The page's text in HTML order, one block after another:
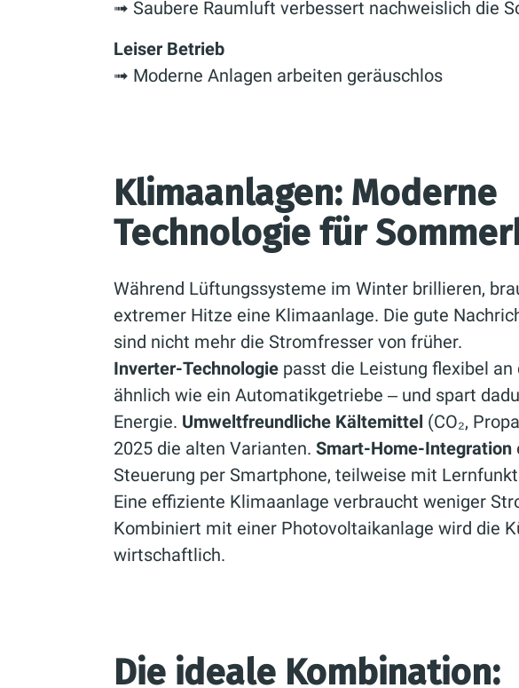
➟ Saubere Raumluft verbessert nachweislich die
Leiser Betrieb
➟ Moderne Anlagen arbeiten geräuschlos
Klimaanlagen: Moderne
Technologie für
Während Lüftungssysteme im Winter brillieren,
extremer Hitze eine Klimaanlage. Die gute
sind nicht mehr die Stromfresser von früher.
Inverter-Technologie passt die Leistung flexibel an
ähnlich wie ein Automatikgetriebe ‒ und spart
Energie. Umweltfreundliche Kältemittel (CO₂,
2025 die alten Varianten. Smart-Home-Integration
Steuerung per Smartphone, teilweise mit
Eine effiziente Klimaanlage verbraucht weniger
Kombiniert mit einer Photovoltaikanlage wird die
wirtschaftlich.
Die ideale Kombination: